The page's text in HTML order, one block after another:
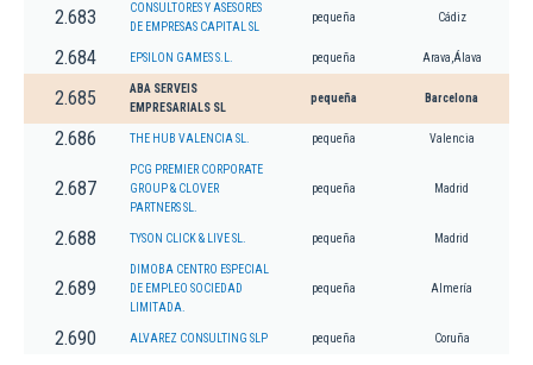
2.683
CONSULTORES Y ASESORES
DE EMPRESAS CAPITAL SL
pequeña Cádiz
2.684 EPSILON GAMES S.L. pequeña Arava,Álava
2.685
ABA SERVEIS
EMPRESARIALS SL
pequeña Barcelona
2.686 THE HUB VALENCIA SL. pequeña Valencia
2.687
PCG PREMIER CORPORATE
GROUP & CLOVER
PARTNERS SL.
pequeña Madrid
2.688 TYSON CLICK & LIVE SL. pequeña Madrid
2.689
DIMOBA CENTRO ESPECIAL
DE EMPLEO SOCIEDAD
LIMITADA.
pequeña Almería
2.690 ALVAREZ CONSULTING SLP pequeña Coruña